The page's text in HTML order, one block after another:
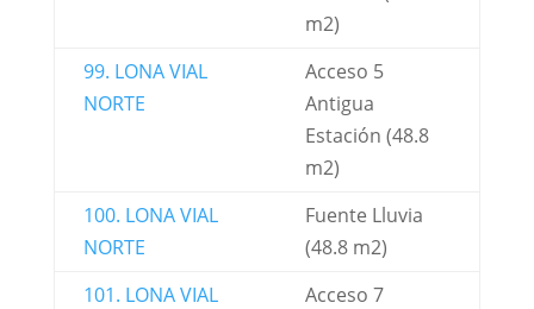
m2)
99. LONA VIAL
NORTE
Acceso 5
Antigua
Estación (48.8
m2)
100. LONA VIAL
NORTE
Fuente Lluvia
(48.8 m2)
101. LONA VIAL
Acceso 7